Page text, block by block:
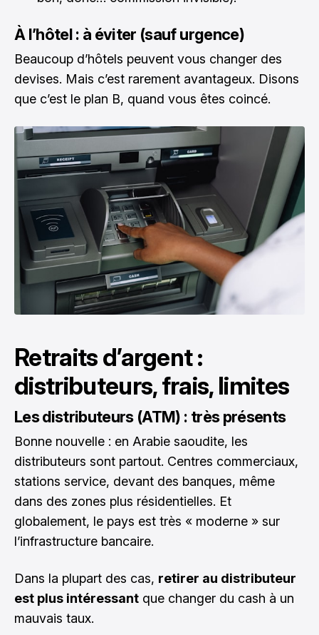
À l’hôtel : à éviter (sauf urgence)
Beaucoup d’hôtels peuvent vous changer des
devises. Mais c’est rarement avantageux. Disons
que c’est le plan B, quand vous êtes coincé.
Retraits d’argent :
distributeurs, frais, limites
Les distributeurs (ATM) : très présents
Bonne nouvelle : en Arabie saoudite, les
distributeurs sont partout. Centres commerciaux,
stations service, devant des banques, même
dans des zones plus résidentielles. Et
globalement, le pays est très « moderne » sur
l’infrastructure bancaire.
Dans la plupart des cas, retirer au distributeur
est plus intéressant que changer du cash à un
mauvais taux.